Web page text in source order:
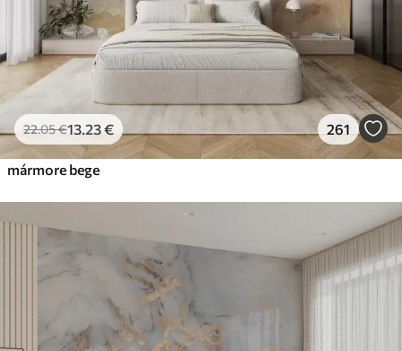
Vinil Premium
65.0039.00 €/m²
Peel and Stick
81.6749.00€/m²
22.05€13 .23€ 261
mármore bege